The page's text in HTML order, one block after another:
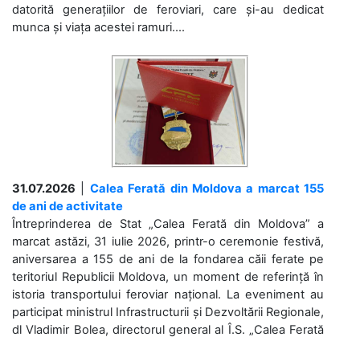
datorită generațiilor de feroviari, care și-au dedicat
munca și viața acestei ramuri....
31.07.2026
Calea Ferată din Moldova a marcat 155
de ani de activitate
Întreprinderea de Stat „Calea Ferată din Moldova” a
marcat astăzi, 31 iulie 2026, printr-o ceremonie festivă,
aniversarea a 155 de ani de la fondarea căii ferate pe
teritoriul Republicii Moldova, un moment de referință în
istoria transportului feroviar național. La eveniment au
participat ministrul Infrastructurii și Dezvoltării Regionale,
dl Vladimir Bolea, directorul general al Î.S. „Calea Ferată